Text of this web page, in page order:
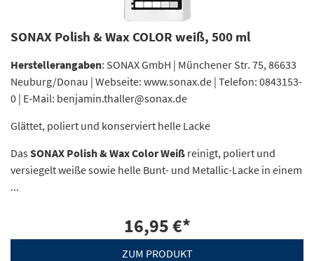
SONAX Polish & Wax COLOR weiß, 500 ml
Herstellerangaben: SONAX GmbH | Münchener Str. 75, 86633
Neuburg/Donau | Webseite: www.sonax.de | Telefon: 0843153-
0 | E-Mail: benjamin.thaller@sonax.de
Glättet, poliert und konserviert helle Lacke
DasSONAX Polish & Wax Color Weiß reinigt, poliert und
versiegelt weiße sowie helle Bunt- und Metallic-Lacke in einem
...
16,95 €*
ZUM PRODUKT